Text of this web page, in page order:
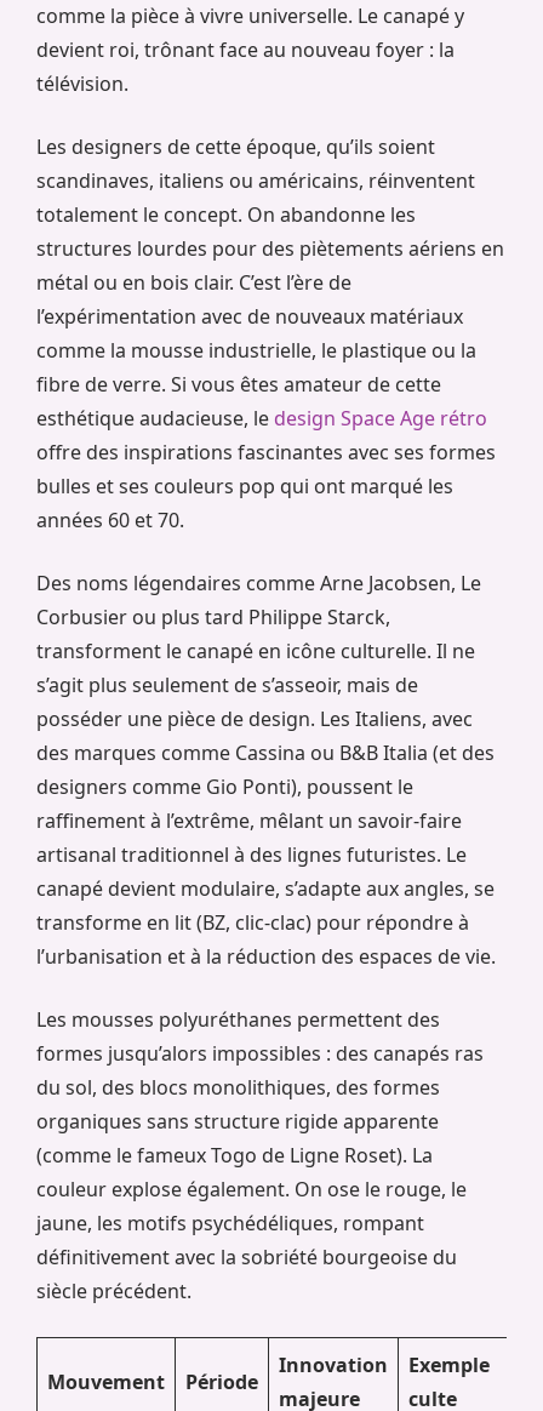
comme la pièce à vivre universelle. Le canapé y
devient roi, trônant face au nouveau foyer : la
télévision.
Les designers de cette époque, qu’ils soient
scandinaves, italiens ou américains, réinventent
totalement le concept. On abandonne les
structures lourdes pour des piètements aériens en
métal ou en bois clair. C’est l’ère de
l’expérimentation avec de nouveaux matériaux
comme la mousse industrielle, le plastique ou la
fibre de verre. Si vous êtes amateur de cette
esthétique audacieuse, le design Space Age rétro
offre des inspirations fascinantes avec ses formes
bulles et ses couleurs pop qui ont marqué les
années 60 et 70.
Des noms légendaires comme Arne Jacobsen, Le
Corbusier ou plus tard Philippe Starck,
transforment le canapé en icône culturelle. Il ne
s’agit plus seulement de s’asseoir, mais de
posséder une pièce de design. Les Italiens, avec
des marques comme Cassina ou B&B Italia (et des
designers comme Gio Ponti), poussent le
raffinement à l’extrême, mêlant un savoir-faire
artisanal traditionnel à des lignes futuristes. Le
canapé devient modulaire, s’adapte aux angles, se
transforme en lit (BZ, clic-clac) pour répondre à
l’urbanisation et à la réduction des espaces de vie.
Les mousses polyuréthanes permettent des
formes jusqu’alors impossibles : des canapés ras
du sol, des blocs monolithiques, des formes
organiques sans structure rigide apparente
(comme le fameux Togo de Ligne Roset). La
couleur explose également. On ose le rouge, le
jaune, les motifs psychédéliques, rompant
définitivement avec la sobriété bourgeoise du
siècle précédent.
Mouvement Période
Innovation
majeure
Exemple
culte